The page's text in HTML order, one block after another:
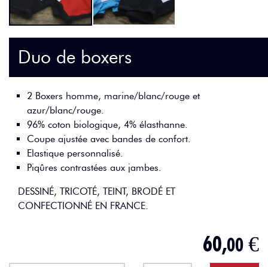
Duo de boxers
2 Boxers homme, marine/blanc/rouge et
azur/blanc/rouge.
96% coton biologique, 4% élasthanne.
Coupe ajustée avec bandes de confort.
Elastique personnalisé.
Piqûres contrastées aux jambes.
DESSINÉ, TRICOTÉ, TEINT, BRODÉ ET
CONFECTIONNÉ EN FRANCE.
60,00 €